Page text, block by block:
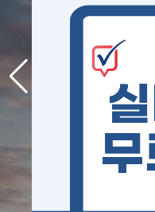
조경공사업